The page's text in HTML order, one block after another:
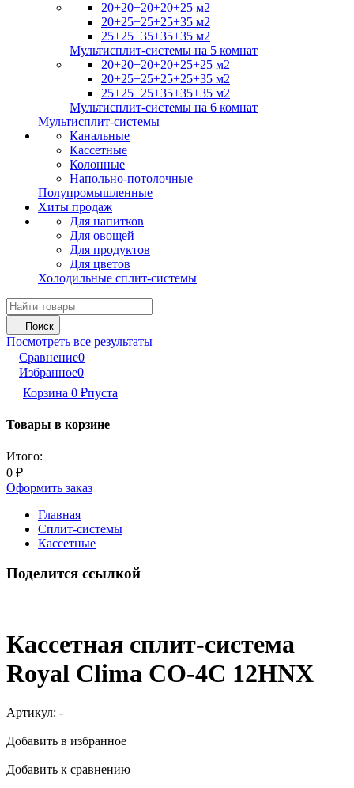
20+20+20+20+25 м2
20+25+25+25+35 м2
25+25+35+35+35 м2
Мультисплит-системы на 5 комнат
20+20+20+20+25+25 м2
20+25+25+25+25+35 м2
25+25+25+35+35+35 м2
Мультисплит-системы на 6 комнат
Мультисплит-системы
Канальные
Кассетные
Колонные
Напольно-потолочные
Полупромышленные
Хиты продаж
Для напитков
Для овощей
Для продуктов
Для цветов
Холодильные сплит-системы
Поиск
Посмотреть все результаты
Сравнение0
Избранное0
Корзина 0 ₽пуста
Товары в корзине
Итого:
0 ₽
Оформить заказ
Главная
Сплит-системы
Кассетные
Поделится ссылкой
Кассетная сплит-система
Royal Clima CO-4C 12HNX
Артикул: -
Добавить в избранное
Добавить к сравнению